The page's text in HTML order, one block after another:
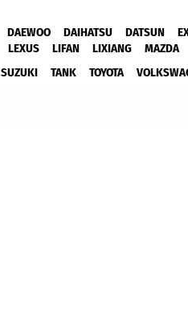
DAEWOO DAIHATSU DATSUN
LEXUS LIFAN LIXIANG MAZDA
SUZUKI TANK TOYOTA